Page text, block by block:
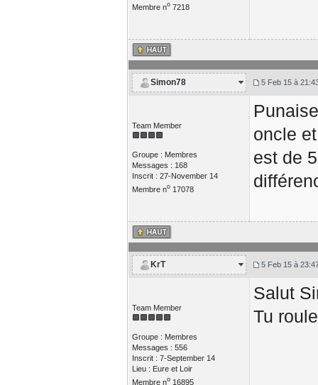
Membre no7218
Simon78 5 Feb 15 à
Team Member
Groupe : Membres
Messages : 168
Inscrit : 27-November 14
Membre no17078
oncle
est de
KrT 5 Feb 15 à
Team Member
Groupe : Membres
Messages : 556
Inscrit : 7-September 14
Lieu : Eure et Loir
Membre no16895
Salut
Tu